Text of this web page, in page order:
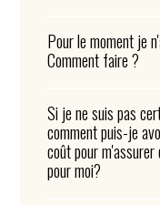
Pour le moment je
Comment faire ?
Si je ne suis pas
comment puis-je
coût pour
pour moi?